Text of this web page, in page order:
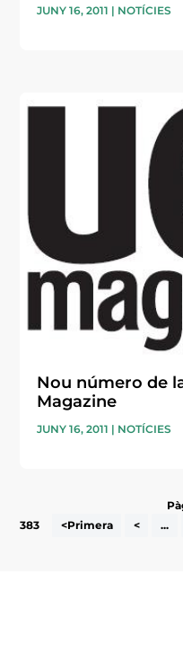
JUNY 16, 2011 | NOTÍCIES
Nou número de
Magazine
JUNY 16, 2011 | NOTÍCIES
383
<Primera < ...